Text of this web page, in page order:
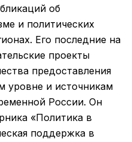
об
и политических
Его последние на
проекты
предоставления
уровне и источникам
России. Он
«Политика в
поддержка в